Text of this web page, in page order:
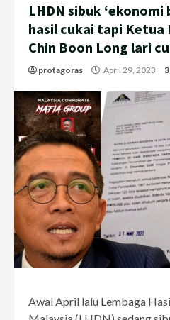
LHDN sibuk ‘ekonomi
hasil cukai tapi
Chin Boon Long lari
protagoras April 29, 2023
Awal April lalu Lembaga